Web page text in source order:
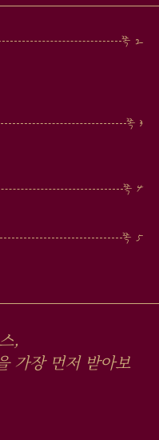
,가장 먼저 받아보